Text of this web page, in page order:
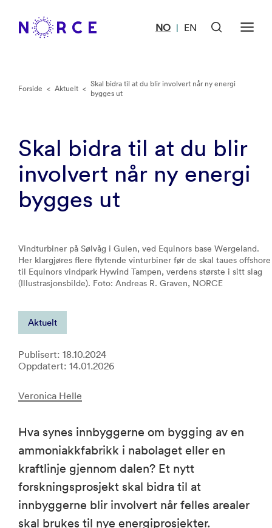
NO | EN
Forside < Aktuelt < Skal bidra til at du blir involvert når ny energi
bygges ut
Skal bidra til at du blir
involvert når ny energi
bygges ut
Vindturbiner på Sølvåg i Gulen, ved Equinors base Wergeland.
Her klargjøres flere flytende vinturbiner før de skal taues offshore
til Equinors vindpark Hywind Tampen, verdens største i sitt slag
(Illustrasjonsbilde). Foto: Andreas R. Graven, NORCE
Aktuelt
Publisert: 18.10.2024
Oppdatert: 14.01.2026
Veronica Helle
Hva synes innbyggerne om bygging av en
ammoniakkfabrikk i nabolaget eller en
kraftlinje gjennom dalen? Et nytt
forskningsprosjekt skal bidra til at
innbyggerne blir involvert når felles arealer
skal brukes til nye energiprosjekter.